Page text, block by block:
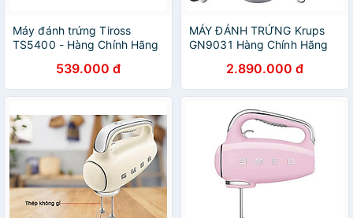
Máy đánh trứng Tiross
TS5400 - Hàng Chính Hãng
539.000 đ
MÁY ĐÁNH TRỨNG Krups
GN9031 Hàng Chính Hãng
2.890.000 đ